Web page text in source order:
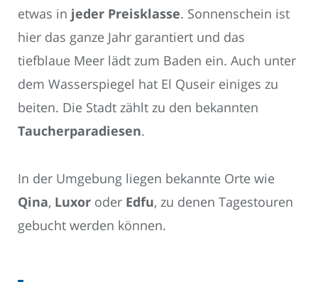
etwas in jeder Preisklasse. Sonnenschein ist
hier das ganze Jahr garantiert und das
tiefblaue Meer lädt zum Baden ein. Auch unter
dem Wasserspiegel hat El Quseir einiges zu
beiten. Die Stadt zählt zu den bekannten
Taucherparadiesen.
In der Umgebung liegen bekannte Orte wie
Qina, Luxor oder Edfu, zu denen Tagestouren
gebucht werden können.